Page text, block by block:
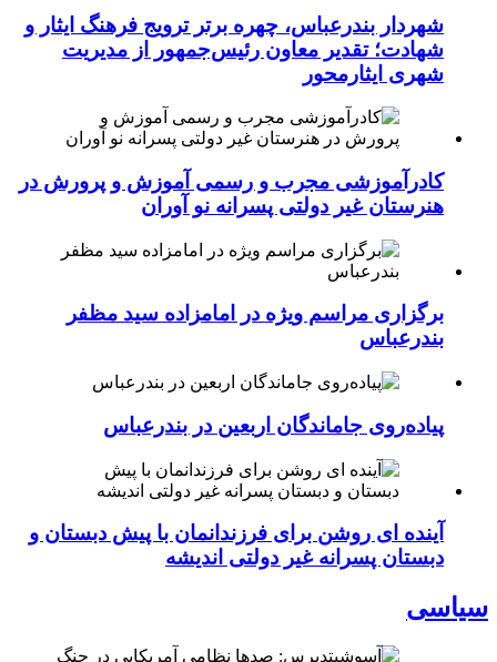
شهردار بندرعباس، چهره برتر ترویج فرهنگ ایثار و
شهادت؛ تقدیر معاون رئیس‌جمهور از مدیریت
شهری ایثارمحور
کادرآموزشی مجرب و رسمی آموزش و پرورش در
هنرستان غیر دولتی پسرانه نو آوران
برگزاری مراسم ویژه در امامزاده سید مظفر
بندرعباس
پیاده‌روی جاماندگان اربعین در بندرعباس
آینده ای روشن برای فرزندانمان با پیش دبستان و
دبستان پسرانه غیر دولتی اندیشه
سیاسی